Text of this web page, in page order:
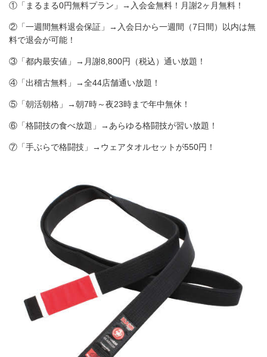
①「まるまる0円無料プラン」→入会金無料！月謝2ヶ月無料！
②「一週間無料退会保証」→入会日から一週間（7日間）以内は無
料で退会が可能！
③「都内最安値」→月謝8,800円（税込）通い放題！
④「出稽古無料」→全44店舗通い放題！
⑤「朝活朝格」→朝7時～夜23時まで年中無休！
⑥「格闘技の食べ放題」→あらゆる格闘技が習い放題！
⑦「手ぶらで格闘技」→ウェアタオルセットが550円！